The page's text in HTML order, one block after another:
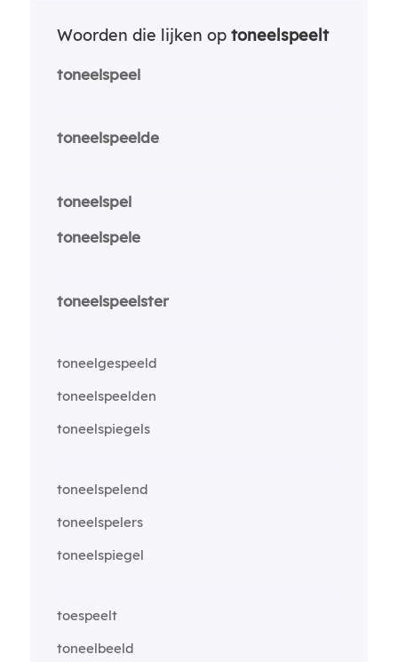
Woorden die lijken op toneelspeelt
toneelspeel
toneelspeelde
toneelspel
toneelspele
toneelspeelster
toneelgespeeld
toneelspeelden
toneelspiegels
toneelspelend
toneelspelers
toneelspiegel
toespeelt
toneelbeeld